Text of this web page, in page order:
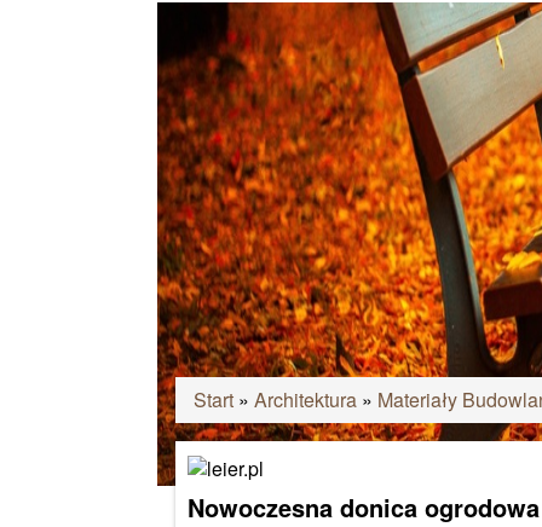
Start » Architektura » Materiały
Nowoczesna donica ogrodowa